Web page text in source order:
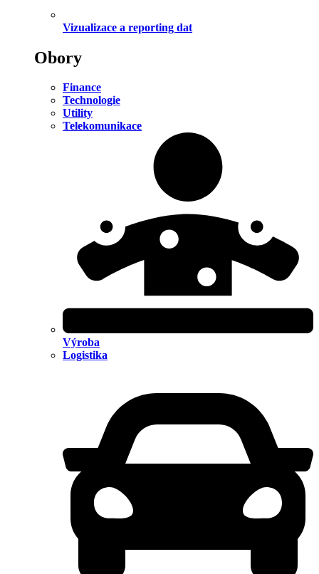
Vizualizace a reporting dat
Obory
Finance
Technologie
Utility
Telekomunikace
Výroba
Logistika